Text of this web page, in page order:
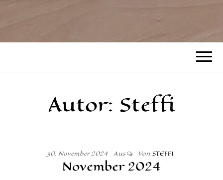
Autor: Steffi
30. November 2024 Aus Von STEFFI
November 2024